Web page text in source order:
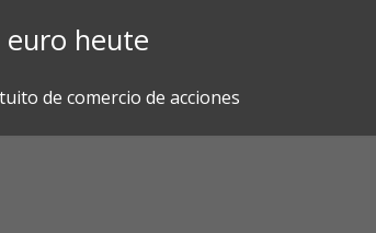
heute
de comercio de acciones